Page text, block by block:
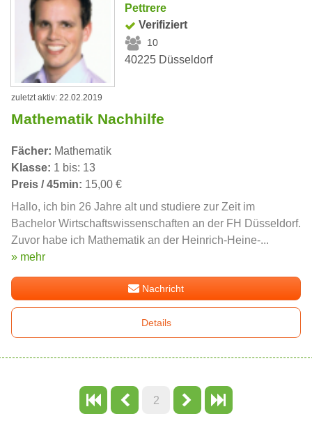
Pettrere
Verifiziert
10
40225 Düsseldorf
zuletzt aktiv: 22.02.2019
Mathematik Nachhilfe
Fächer: Mathematik
Klasse: 1 bis: 13
Preis / 45min: 15,00 €
Hallo, ich bin 26 Jahre alt und studiere zur Zeit im
Bachelor Wirtschaftswissenschaften an der FH Düsseldorf.
Zuvor habe ich Mathematik an der Heinrich-Heine-...
» mehr
Nachricht
Details
2